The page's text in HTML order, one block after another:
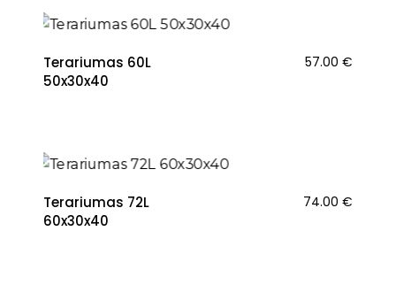
Terariumas 60L
50x30x40
57.00 €
Terariumas 72L
60x30x40
74.00 €